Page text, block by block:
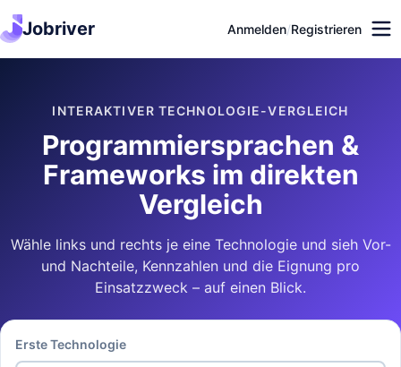
Jobriver Anmelden/Registrieren
INTERAKTIVER TECHNOLOGIE-VERGLEICH
Programmiersprachen &
Frameworks im direkten
Vergleich
Wähle links und rechts je eine Technologie und sieh Vor-
und Nachteile, Kennzahlen und die Eignung pro
Einsatzzweck – auf einen Blick.
Erste Technologie